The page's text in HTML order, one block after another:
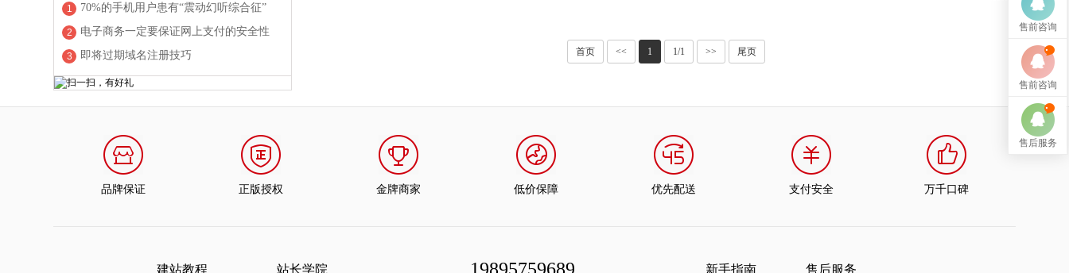
1 70%的手机用户患有“震动幻听综合征”
2 电子商务一定要保证网上支付的安全性
3 即将过期域名注册技巧 首页 << 1 1/1 >> 尾页
品牌保证 正版授权 金牌商家 低价保障 优先配送 支付安全 万千口碑
建站教程 站长学院 新手指南 售后服务
售前咨询
售前咨询
售后服务